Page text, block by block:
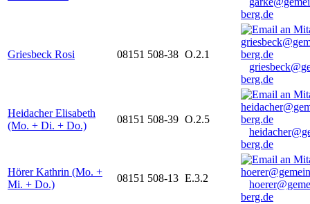
berg.de
Griesbeck Rosi 08151 508-38 O.2.1
berg.de
Heidacher Elisabeth
(Mo. + Di. + Do.)
08151 508-39 O.2.5
berg.de
Hörer Kathrin (Mo. +
Mi. + Do.)
08151 508-13 E.3.2
berg.de